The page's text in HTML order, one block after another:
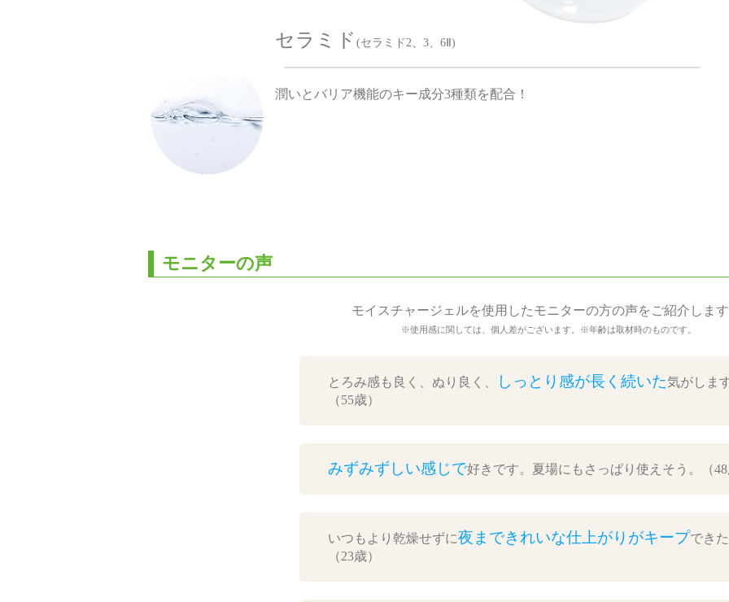
セラミド (セラミド2、3、6Ⅱ)
潤いとバリア機能のキー成分3種類を配合！
モニターの声
モイスチャージェルを使用したモニターの方の声をご紹介しま
※使用感に関しては、個人差がございます。※年齢は取材時のものです。
とろみ感も良く、ぬり良く、 しっとり感が長く続いた気がしま
（55歳）
みずみずしい感じで好きです。夏場にもさっぱり使えそう。（
いつもより乾燥せずに夜まできれいな仕上がりがキープでき
（23歳）